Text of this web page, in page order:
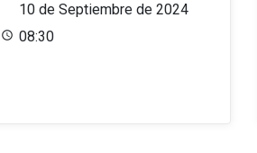
10 de Septiembre de 2024
08:30